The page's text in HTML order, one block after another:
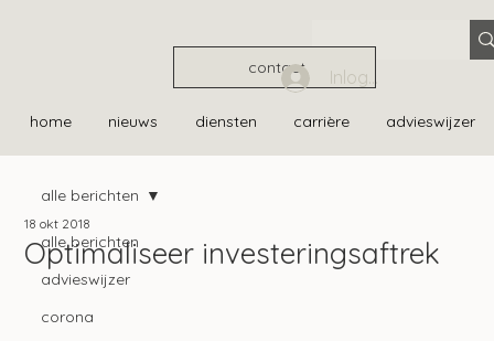
contact
home nieuws diensten carrière advieswijzer
Inloggen
alle berichten
advieswijzer
corona
alle berichten
Optimaliseer investeringsaftrek
18 okt 2018